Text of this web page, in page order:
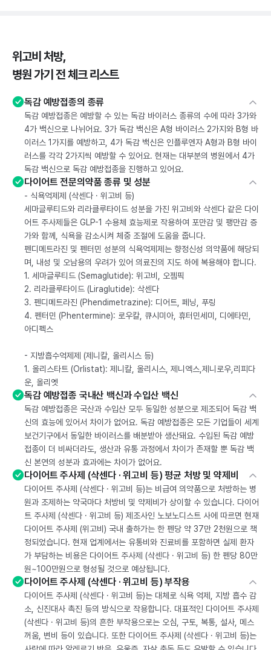
위고비 처방,
병원 가기 전 체크 리스트
독감 예방접종의 종류
독감 예방접종은 예방할 수 있는 독감 바이러스 종류의 수에 따라 3가와
4가 백신으로 나뉘어요. 3가 독감 백신은 A형 바이러스 2가지와 B형 바
이러스 1가지를 예방하고, 4가 독감 백신은 인플루엔자 A형과 B형 바이
러스를 각각 2가지씩 예방할 수 있어요. 현재는 대부분의 병원에서 4가
독감 백신으로 독감 예방접종을 진행하고 있어요.
다이어트 전문의약품 종류 및 성분
- 식욕억제제 (삭센다 · 위고비 등)
세마글루티드와 리라클루타이드 성분을 가진 위고비와 삭센다 같은 다이
어트 주사제들은 GLP-1 수용체 효능제로 작용하여 포만감 및 팽만감 증
가와 함께, 식욕을 감소시켜 체중 조절에 도움을 줍니다.
펜디메트라진 및 펜터민 성분의 식욕억제제는 향정신성 의약품에 해당되
며, 내성 및 오남용의 우려가 있어 의료진의 지도 하에 복용해야 합니다.
1. 세마글루티드 (Semaglutide): 위고비, 오젬픽
2. 리라클루타이드 (Liraglutide): 삭센다
3. 펜디메트라진 (Phendimetrazine): 디어트, 페닝, 푸링
4. 펜터민 (Phentermine): 로우칼, 큐시미아, 휴터민세미, 디에타민,
아디펙스
- 지방흡수억제제 (제니칼, 올리시스 등)
1. 올리스타트 (Orlistat): 제니칼, 올리시스, 제니엑스,제니로우,리피다
운, 올리엣
독감 예방접종 국내산 백신과 수입산 백신
독감 예방접종은 국산과 수입산 모두 동일한 성분으로 제조되어 독감 백
신의 효능에 있어서 차이가 없어요. 독감 예방접종은 모든 기업들이 세계
보건기구에서 동일한 바이러스를 배분받아 생산돼요. 수입된 독감 예방
접종이 더 비싸더라도, 생산과 유통 과정에서 차이가 존재할 뿐 독감 백
신 본연의 성분과 효과에는 차이가 없어요.
다이어트 주사제 (삭센다 · 위고비 등) 평균 처방 및 약제비
다이어트 주사제 (삭센다 · 위고비 등)는 비급여 의약품으로 처방하는 병
원과 조제하는 약국마다 처방비 및 약제비가 상이할 수 있습니다. 다이어
트 주사제 (삭센다 · 위고비 등) 제조사인 노보노디스트 사에 따르면 현재
다이어트 주사제 (위고비) 국내 출하가는 한 펜당 약 37만 2천원으로 책
정되었습니다. 현재 업계에서는 유통비와 진료비를 포함하면 실제 환자
가 부담하는 비용은 다이어트 주사제 (삭센다 · 위고비 등) 한 펜당 80만
원~100만원으로 형성될 것으로 예상됩니다.
다이어트 주사제 (삭센다 · 위고비 등) 부작용
다이어트 주사제 (삭센다 · 위고비 등)는 대체로 식욕 억제, 지방 흡수 감
소, 신진대사 촉진 등의 방식으로 작용합니다. 대표적인 다이어트 주사제
(삭센다 · 위고비 등)의 흔한 부작용으로는 오심, 구토, 복통, 설사, 메스
꺼움, 변비 등이 있습니다. 또한 다이어트 주사제 (삭센다 · 위고비 등)는